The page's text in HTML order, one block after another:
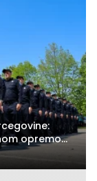
opremom